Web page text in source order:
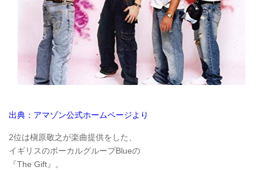
出典：アマゾン公式ホームページより
2位は槇原敬之が楽曲提供をした、
イギリスのボーカルグループBlueの
『The Gift』。